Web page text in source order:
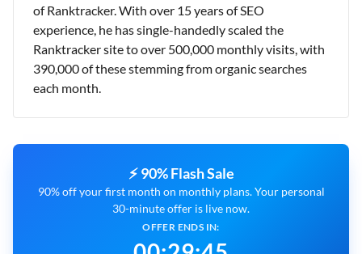
of Ranktracker. With over 15 years of SEO
experience, he has single-handedly scaled the
Ranktracker site to over 500,000 monthly visits, with
390,000 of these stemming from organic searches
each month.
⚡ 90% Flash Sale
90% off your first month on monthly plans. Your personal
30-minute offer is live now.
OFFER ENDS IN: